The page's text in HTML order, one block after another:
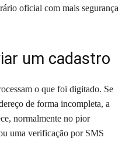
oficial com mais segurança
um cadastro
o que foi digitado. Se
de forma incompleta, a
normalmente no pior
uma verificação por SMS